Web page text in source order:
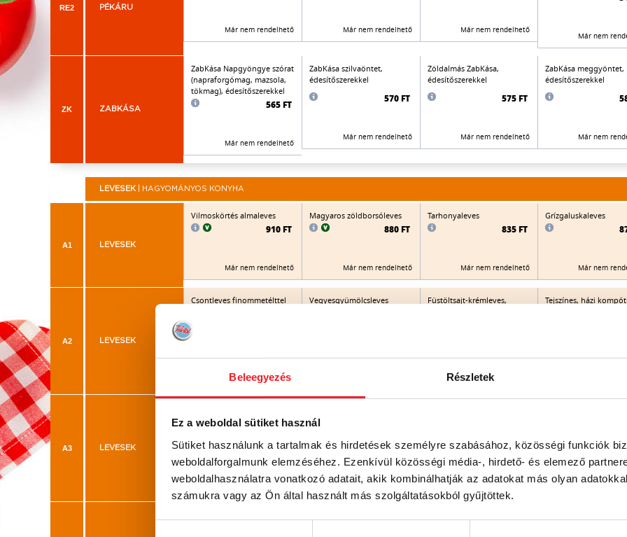
Beleegyezés Részletek
Ez a weboldal sütiket használ
Sütiket használunk a tartalmak és hirdetések személyre szabásához, közösségi funkciók
weboldalforgalmunk elemzéséhez. Ezenkívül közösségi média-, hirdető- és elemező
weboldalhasználatra vonatkozó adatait, akik kombinálhatják az adatokat más olyan
számukra vagy az Ön által használt más szolgáltatásokból gyűjtöttek.
RE2 PÉKÁRU
Már nem rendelhető Már nem rendelhető Már nem rendelhető
Már nem
ZK ZABKÁSA
ZabKása Napgyöngye szórat
(napraforgómag, mazsola,
tökmag), édesítőszerekkel
565 FT
Már nem rendelhető
ZabKása szilvaöntet,
édesítőszerekkel
570 FT
Már nem rendelhető
Zöldalmás ZabKása,
édesítőszerekkel
575 FT
Már nem rendelhető
ZabKása meggyöntet,
édesítőszerekkel
Már nem
LEVESEK | HAGYOMÁNYOS KONYHA
A1 LEVESEK
Vilmoskörtés almaleves
910 FT
Már nem rendelhető
Magyaros zöldborsóleves
880 FT
Már nem rendelhető
Tarhonyaleves
835 FT
Már nem rendelhető
Grízgaluskaleves
Már nem
A2 LEVESEK
Csontleves finommetélttel Vegyesgyümölcsleves
Füstöltsajt-krémleves,
Tejszínes, házi
A3 LEVESEK
Már nem rendelhető
leves (zöldségleves
burgonyagombóccal)
880 FT
Már nem rendelhető
Már nem rendelhető Már nem